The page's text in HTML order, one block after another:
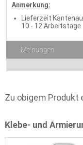
Anmerkung:
Lieferzeit
10 - 12 Arbeitstage
Meinungen
Zu obigem Produkt
Klebe- und